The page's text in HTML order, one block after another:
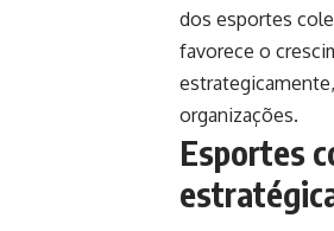
dos esportes
favorece o
organizações.
Esportes